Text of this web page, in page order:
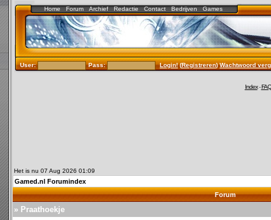
Home Forum Archief Redactie Contact Bedrijven Games
User: Pass: Login!(Registreren)Wachtwoord
Index-FAQ
Het is nu 07 Aug 2026 01:09
Gamed.nl Forumindex
Forum
» Praathoekje